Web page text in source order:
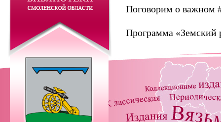
Поговорим о важном
Программа «Земский